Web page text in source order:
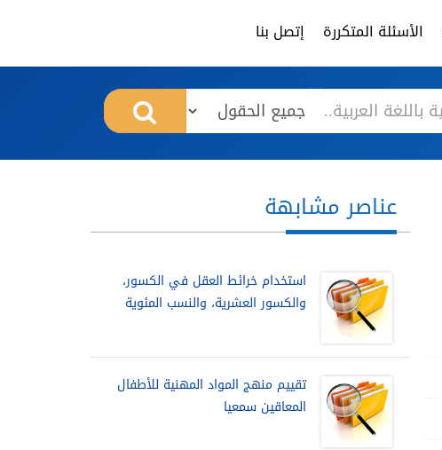
الأسئلة المتكررة إتصل بنا
عناصر مشابهة
استخدام خرائط العقل في الكسور،
والكسور العشرية، والنسب المئوية
تقييم منهج المواد المهنية للأطفال
المعاقين سمعيا